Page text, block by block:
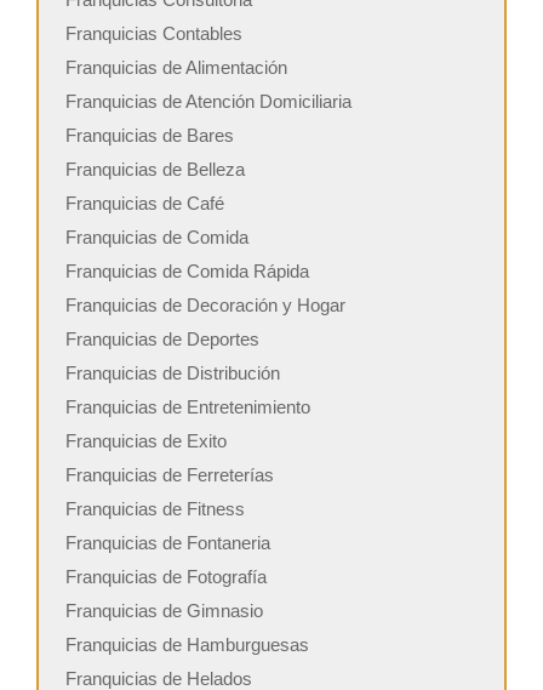
Franquicias Contables
Franquicias de Alimentación
Franquicias de Atención Domiciliaria
Franquicias de Bares
Franquicias de Belleza
Franquicias de Café
Franquicias de Comida
Franquicias de Comida Rápida
Franquicias de Decoración y Hogar
Franquicias de Deportes
Franquicias de Distribución
Franquicias de Entretenimiento
Franquicias de Exito
Franquicias de Ferreterías
Franquicias de Fitness
Franquicias de Fontaneria
Franquicias de Fotografía
Franquicias de Gimnasio
Franquicias de Hamburguesas
Franquicias de Helados